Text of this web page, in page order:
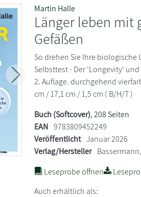
Weiter
Martin Halle
Länger leben mit
Gefäßen
So drehen Sie Ihre biologische
Selbsttest - Der 'Longevity'
2. Auflage. durchgehend
cm / 17,1 cm / 1,5 cm ( B/H/T )
Buch (Softcover), 208 Seiten
EAN 9783809452249
Veröffentlicht Januar 2026
Verlag/Hersteller
Leseprobe öffnen
Auch erhältlich als: